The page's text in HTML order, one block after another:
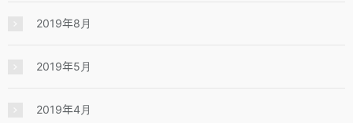
2019年8月
2019年5月
2019年4月